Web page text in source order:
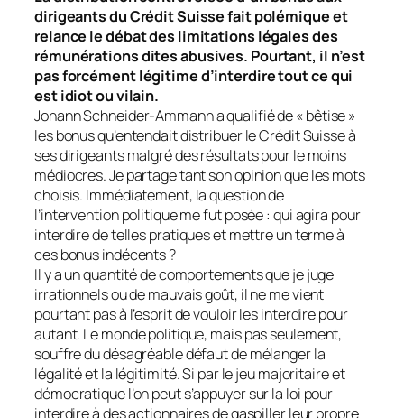
dirigeants du Crédit Suisse fait polémique et
relance le débat des limitations légales des
rémunérations dites abusives. Pourtant, il n’est
pas forcément légitime d’interdire tout ce qui
est idiot ou vilain.
Johann Schneider-Ammann a qualifié de « bêtise »
les bonus qu’entendait distribuer le Crédit Suisse à
ses dirigeants malgré des résultats pour le moins
médiocres. Je partage tant son opinion que les mots
choisis. Immédiatement, la question de
l’intervention politique me fut posée : qui agira pour
interdire de telles pratiques et mettre un terme à
ces bonus indécents ?
Il y a un quantité de comportements que je juge
irrationnels ou de mauvais goût, il ne me vient
pourtant pas à l’esprit de vouloir les interdire pour
autant. Le monde politique, mais pas seulement,
souffre du désagréable défaut de mélanger la
légalité et la légitimité. Si par le jeu majoritaire et
démocratique l’on peut s’appuyer sur la loi pour
interdire à des actionnaires de gaspiller leur propre